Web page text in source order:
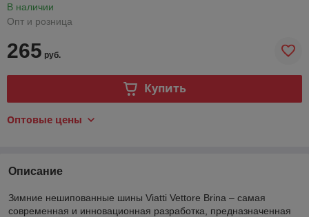
В наличии
Опт и розница
265 руб.
Купить
Оптовые цены
Описание
Зимние нешипованные шины Viatti Vettore Brina – самая
современная и инновационная разработка, предназначенная